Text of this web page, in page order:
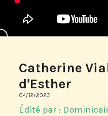
Catherine
d'Esther
04/12/2023
Édité par :